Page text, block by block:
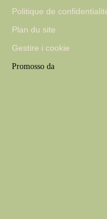
Politique de
Plan du site
Gestire i cookie
Promosso da